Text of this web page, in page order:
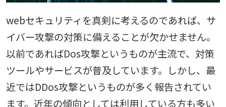
webセキュリティを真剣に考えるのであれば、サ
イバー攻撃の対策に備えることが欠かせません。
以前であればDos攻撃というものが主流で、対策
ツールやサービスが普及しています。しかし、最
近ではDDos攻撃というものが多く報告されてい
ます。近年の傾向としては利用している方も多い